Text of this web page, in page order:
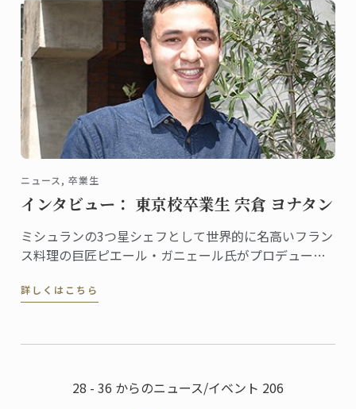
ニュース, 卒業生
インタビュー： 東京校卒業生 宍倉 ヨナタン
ミシュランの3つ星シェフとして世界的に名高いフラン
ス料理の巨匠ピエール・ガニェール氏がプロデュース
ターコンチネンタルホテル東京にある同レストランに
詳しくはこちら
28 - 36 からのニュース/イベント 206